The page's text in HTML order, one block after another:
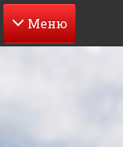
Перейти